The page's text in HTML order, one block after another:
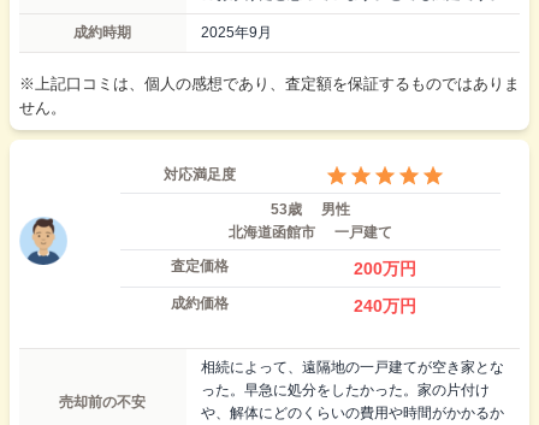
成約時期 2025年9月
※上記口コミは、個人の感想であり、査定額を保証するものではありま
せん。
対応満足度
53歳
男性
北海道函館市
一戸建て
査定価格
200万円
成約価格 240万円
売却前の不安
相続によって、遠隔地の一戸建てが空き家とな
った。早急に処分をしたかった。家の片付け
や、解体にどのくらいの費用や時間がかかるか